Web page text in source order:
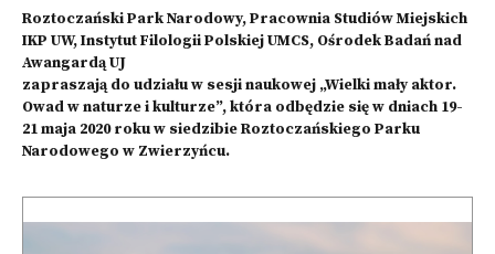
Roztoczański Park Narodowy, Pracownia Studiów Miejskich
IKP UW, Instytut Filologii Polskiej UMCS, Ośrodek Badań nad
Awangardą UJ
zapraszają do udziału w sesji naukowej „Wielki mały aktor.
Owad w naturze i kulturze”, która odbędzie się w dniach 19-
21 maja 2020 roku w siedzibie Roztoczańskiego Parku
Narodowego w Zwierzyńcu.